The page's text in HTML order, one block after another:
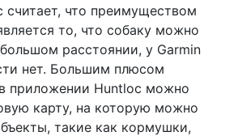
считает, что преимуществом
то, что собаку можно
расстоянии, у Garmin
нет. Большим плюсом
приложении Huntloc можно
карту, на которую можно
такие как кормушки,